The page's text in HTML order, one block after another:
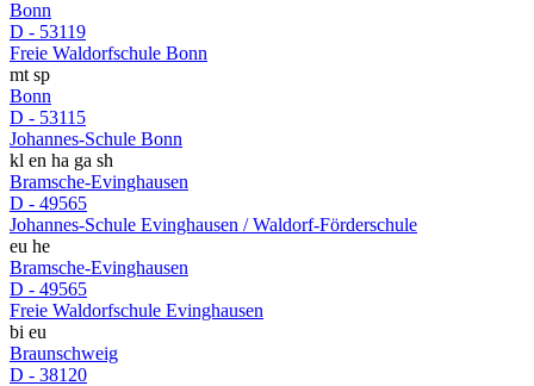
Bonn
D - 53119
Freie Waldorfschule Bonn
mt sp
Bonn
D - 53115
Johannes-Schule Bonn
kl en ha ga sh
Bramsche-Evinghausen
D - 49565
Johannes-Schule Evinghausen / Waldorf-Förderschule
eu he
Bramsche-Evinghausen
D - 49565
Freie Waldorfschule Evinghausen
bi eu
Braunschweig
D - 38120